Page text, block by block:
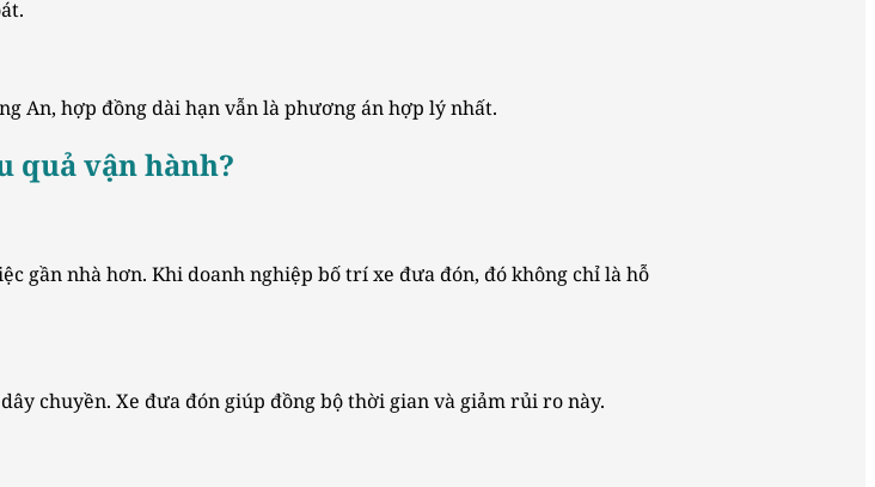
An, hợp đồng dài hạn vẫn là phương án hợp lý nhất.
quả vận hành?
gần nhà hơn. Khi doanh nghiệp bố trí xe đưa đón, đó không chỉ là hỗ
chuyền. Xe đưa đón giúp đồng bộ thời gian và giảm rủi ro này.